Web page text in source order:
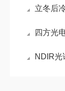
立冬后冷空
四方光电
NDIR光谱技